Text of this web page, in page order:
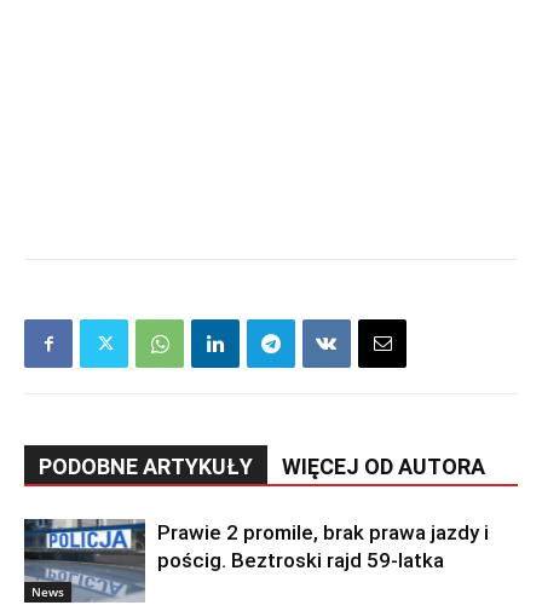
PODOBNE ARTYKUŁY WIĘCEJ OD AUTORA
News
Prawie 2 promile, brak prawa jazdy i
pościg. Beztroski rajd 59-latka